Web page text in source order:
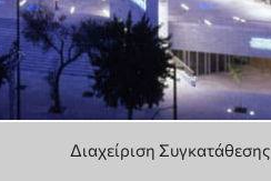
Διαχείριση Συγκατάθεσης